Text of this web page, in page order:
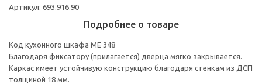
Артикул: 693.916.90
Подробнее о товаре
Код кухонного шкафа ME 348
Благодаря фиксатору (прилагается) дверца мягко закрывается.
Каркас имеет устойчивую конструкцию благодаря стенкам из ДСП
толщиной 18 мм.